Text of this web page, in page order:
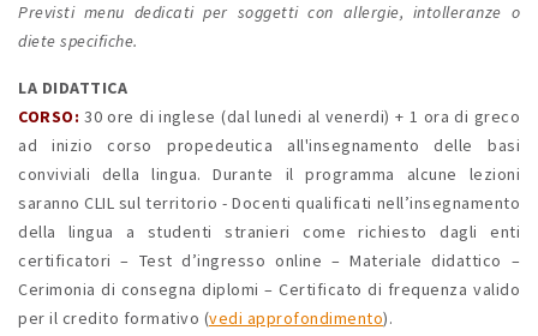
Previsti menu dedicati per soggetti con allergie, intolleranze o
diete specifiche.
LA DIDATTICA
CORSO: 30 ore di inglese (dal lunedi al venerdi) + 1 ora di greco
ad inizio corso propedeutica all'insegnamento delle basi
conviviali della lingua. Durante il programma alcune lezioni
saranno CLIL sul territorio - Docenti qualificati nell’insegnamento
della lingua a studenti stranieri come richiesto dagli enti
certificatori – Test d’ingresso online – Materiale didattico –
Cerimonia di consegna diplomi – Certificato di frequenza valido
per il credito formativo (vedi approfondimento).